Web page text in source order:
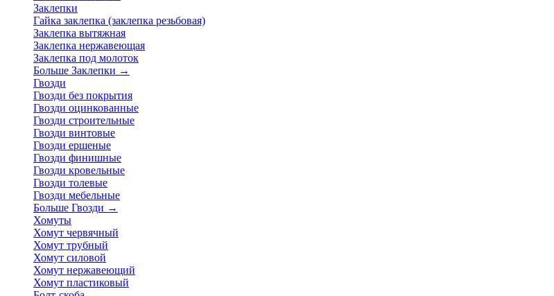
Заклепки
Гайка заклепка (заклепка резьбовая)
Заклепка вытяжная
Заклепка нержавеющая
Заклепка под молоток
Больше Заклепки →
Гвозди
Гвозди без покрытия
Гвозди оцинкованные
Гвозди строительные
Гвозди винтовые
Гвозди ершеные
Гвозди финишные
Гвозди кровельные
Гвозди толевые
Гвозди мебельные
Больше Гвозди →
Хомуты
Хомут червячный
Хомут трубный
Хомут силовой
Хомут нержавеющий
Хомут пластиковый